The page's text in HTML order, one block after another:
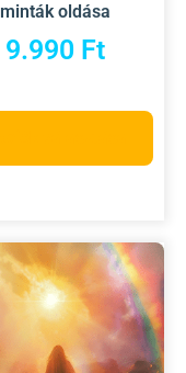
minták oldása
9.990 Ft